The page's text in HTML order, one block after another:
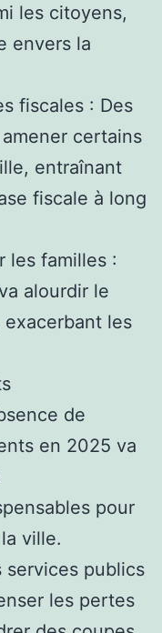
les citoyens,
envers la
fiscales : Des
certains
entraînant
fiscale à long
les familles :
alourdir le
les
de
en 2025 va
pour
ville.
services publics
les pertes